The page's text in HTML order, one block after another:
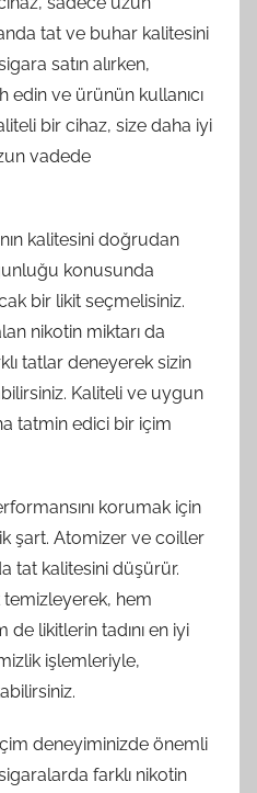
tat ve buhar kalitesini
satın alırken,
edin ve ürünün kullanıcı
bir cihaz, size daha iyi
vadede
kalitesini doğrudan
konusunda
bir likit seçmelisiniz.
nikotin miktarı da
tatlar deneyerek sizin
Kaliteli ve uygun
tatmin edici bir içim
korumak için
şart. Atomizer ve coiller
tat kalitesini düşürür.
temizleyerek, hem
de likitlerin tadını en iyi
işlemleriyle,
deneyiminizde önemli
farklı nikotin